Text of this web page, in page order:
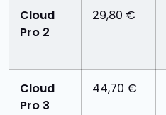
Cloud
Pro 2
29,80 €
Cloud
Pro 3
44,70 €